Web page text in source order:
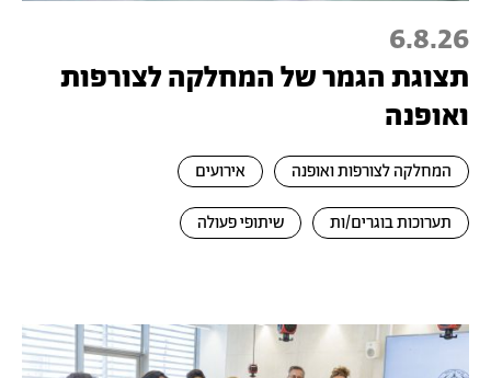
6.8.26
תצוגת הגמר של המחלקה לצורפות
ואופנה
המחלקה לצורפות ואופנה אירועים
תערוכות בוגרים/ות שיתופי פעולה